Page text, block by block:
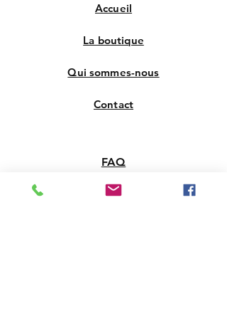
Accueil
La boutique
Qui sommes-nous
Contact
FAQ
Livraison et retours